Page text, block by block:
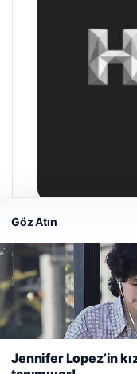
28/04/2026
Web sitemizi nasıl
deneyiminizi
kullanıyoruz.
Çerez
Göz Atın
Jennifer Lopez’in